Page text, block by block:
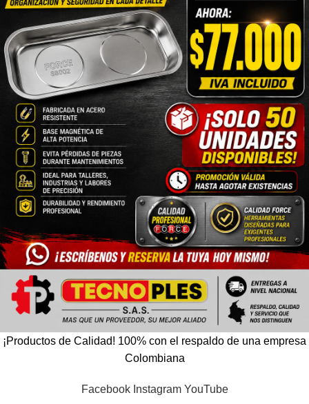
¡Productos de Calidad! 100% con el respaldo de una empresa
Colombiana
Facebook Instagram YouTube